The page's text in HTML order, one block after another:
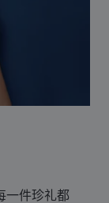
一件珍礼都